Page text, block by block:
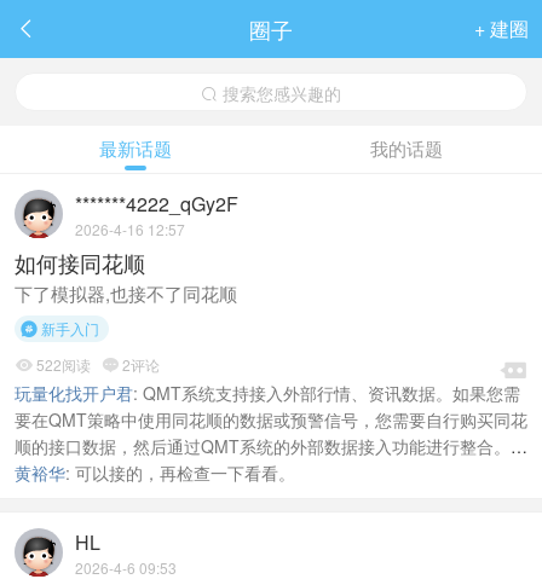
 圈子 + 建圈
 搜索您感兴趣的
最新话题 我的话题
*******4222_qGy2F
2026-4-16 12:57
如何接同花顺
下了模拟器,也接不了同花顺
 新手入门

 522阅读  2评论
玩量化找开户君: QMT系统支持接入外部行情、资讯数据。如果您需
要在QMT策略中使用同花顺的数据或预警信号，您需要自行购买同花
顺的接口数据，然后通过QMT系统的外部数据接入功能进行整合。具
体的对接代码或实现方式需要您自行编写，可参考迅投知识库中关于
黄裕华: 可以接的，再检查一下看看。
HL
2026-4-6 09:53